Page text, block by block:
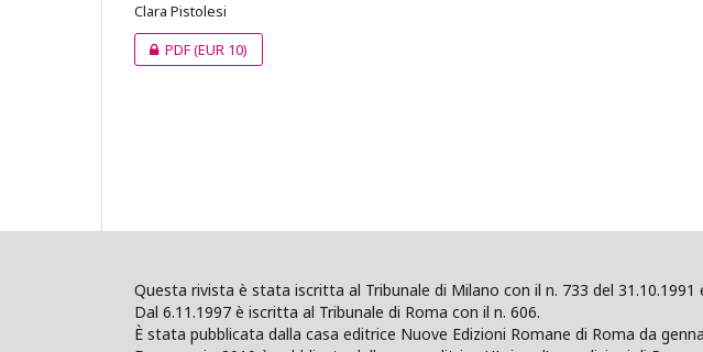
Clara Pistolesi
PDF(EUR 10)
Questa rivista è stata iscritta al Tribunale di Milano con il n. 733 del
Dal 6.11.1997 è iscritta al Tribunale di Roma con il n. 606.
È stata pubblicata dalla casa editrice Nuove Edizioni Romane di Roma da